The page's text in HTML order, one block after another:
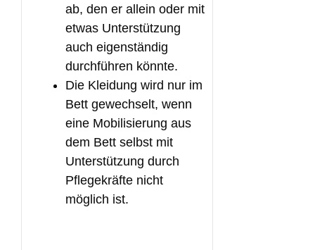
ab, den er allein oder mit
etwas Unterstützung
auch eigenständig
durchführen könnte.
Die Kleidung wird nur im
Bett gewechselt, wenn
eine Mobilisierung aus
dem Bett selbst mit
Unterstützung durch
Pflegekräfte nicht
möglich ist.